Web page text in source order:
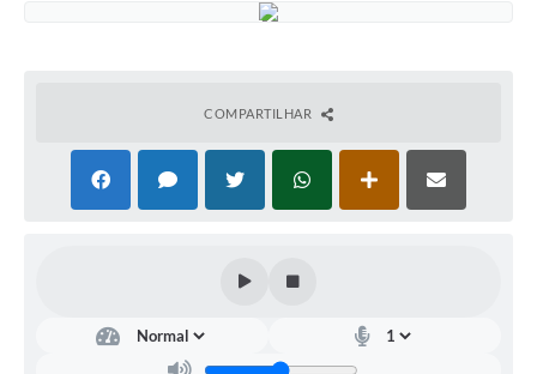
Planos de Tecnologia da Informação e Comunicação
Itinerário do Transporte Público de Itápolis
COMPARTILHAR